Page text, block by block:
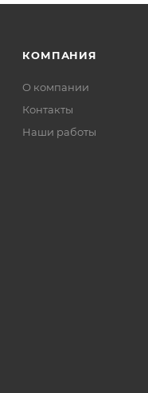
КОМПАНИЯ
О компании
Контакты
Наши работы